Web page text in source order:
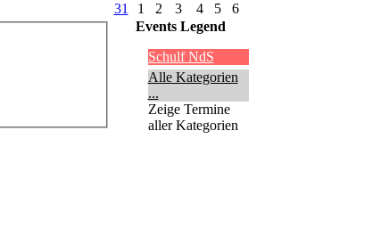
31
1 2 3 4 5
6
Events Legend
Schulf NdS
Alle Kategorien
...
Zeige Termine
aller Kategorien